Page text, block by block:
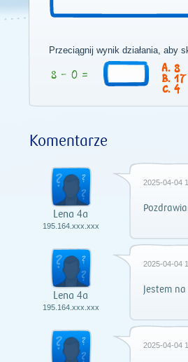
Przeciągnij wynik działania, aby
8
17
4
Komentarze
Lena 4a
195.164.xxx.xxx
2025-04-04
Lena 4a
195.164.xxx.xxx
2025-04-04
Jestem
2025-04-04